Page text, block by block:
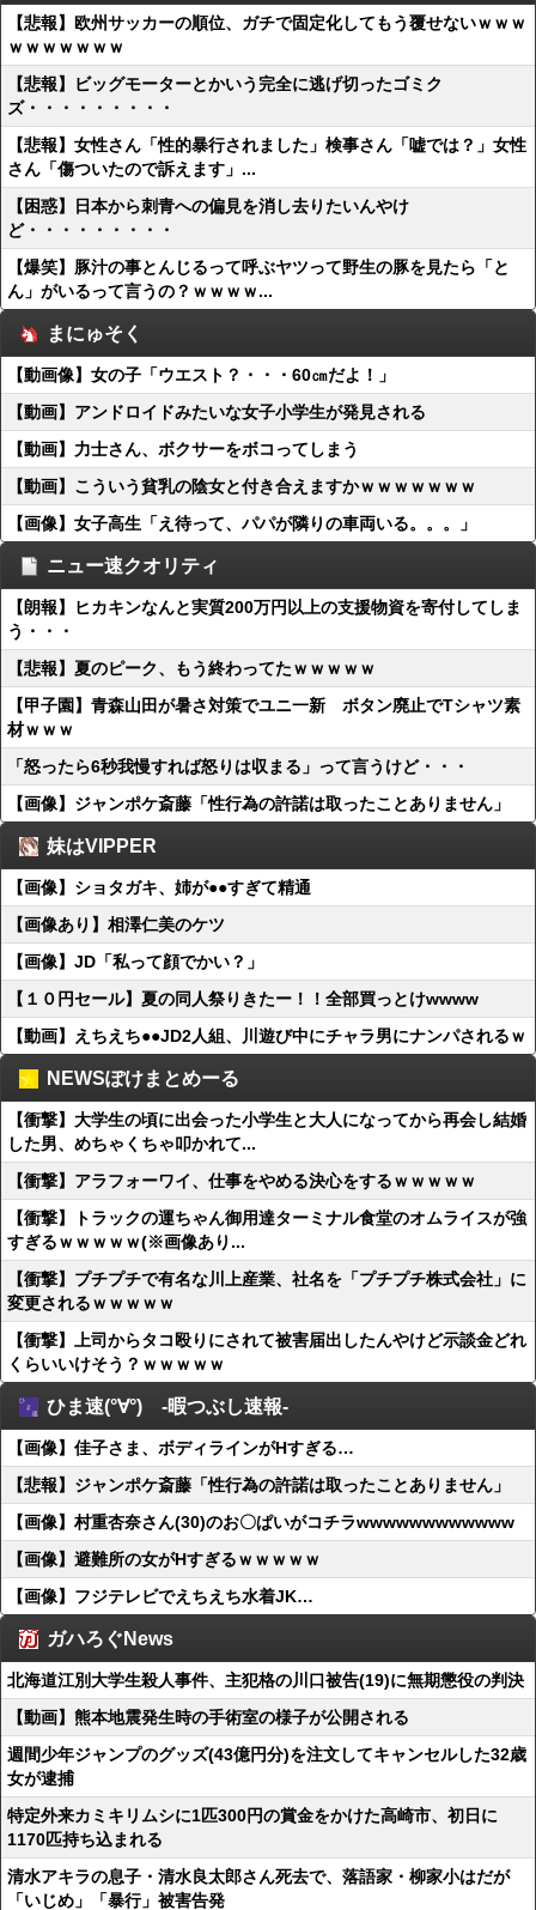
【悲報】欧州サッカーの順位、ガチで固定化してもう覆せないｗｗｗ
ｗｗｗｗｗｗｗ
【悲報】ビッグモーターとかいう完全に逃げ切ったゴミク
ズ・・・・・・・・・
【悲報】女性さん「性的暴行されました」検事さん「嘘では？」女性
さん「傷ついたので訴えます」...
【困惑】日本から刺青への偏見を消し去りたいんやけ
ど・・・・・・・・・
【爆笑】豚汁の事とんじるって呼ぶヤツって野生の豚を見たら「と
ん」がいるって言うの？ｗｗｗｗ...
まにゅそく
【動画像】女の子「ウエスト？・・・60㎝だよ！」
【動画】アンドロイドみたいな女子小学生が発見される
【動画】力士さん、ボクサーをボコってしまう
【動画】こういう貧乳の陰女と付き合えますかｗｗｗｗｗｗｗ
【画像】女子高生「え待って、パパが隣りの車両いる。。。」
ニュー速クオリティ
【朗報】ヒカキンなんと実質200万円以上の支援物資を寄付してしま
う・・・
【悲報】夏のピーク、もう終わってたｗｗｗｗｗ
【甲子園】青森山田が暑さ対策でユニ一新 ボタン廃止でTシャツ素
材ｗｗｗ
「怒ったら6秒我慢すれば怒りは収まる」って言うけど・・・
【画像】ジャンポケ斎藤「性行為の許諾は取ったことありません」
妹はVIPPER
【画像】ショタガキ、姉が●●すぎて精通
【画像あり】相澤仁美のケツ
【画像】JD「私って顔でかい？」
【１０円セール】夏の同人祭りきたー！！全部買っとけwwww
【動画】えちえち●●JD2人組、川遊び中にチャラ男にナンパされるｗ
NEWSぽけまとめーる
【衝撃】大学生の頃に出会った小学生と大人になってから再会し結婚
した男、めちゃくちゃ叩かれて...
【衝撃】アラフォーワイ、仕事をやめる決心をするｗｗｗｗｗ
【衝撃】トラックの運ちゃん御用達ターミナル食堂のオムライスが強
すぎるｗｗｗｗｗ(※画像あり...
【衝撃】プチプチで有名な川上産業、社名を「プチプチ株式会社」に
変更されるｗｗｗｗｗ
【衝撃】上司からタコ殴りにされて被害届出したんやけど示談金どれ
くらいいけそう？ｗｗｗｗｗ
ひま速(°∀°) -暇つぶし速報-
【画像】佳子さま、ボディラインがHすぎる…
【悲報】ジャンポケ斎藤「性行為の許諾は取ったことありません」
【画像】村重杏奈さん(30)のお〇ぱいがコチラwwwwwwwwwwww
【画像】避難所の女がHすぎるｗｗｗｗｗ
【画像】フジテレビでえちえち水着JK…
ガハろぐNews
北海道江別大学生殺人事件、主犯格の川口被告(19)に無期懲役の判決
【動画】熊本地震発生時の手術室の様子が公開される
週間少年ジャンプのグッズ(43億円分)を注文してキャンセルした32歳
女が逮捕
特定外来カミキリムシに1匹300円の賞金をかけた高崎市、初日に
1170匹持ち込まれる
清水アキラの息子・清水良太郎さん死去で、落語家・柳家小はだが
「いじめ」「暴行」被害告発